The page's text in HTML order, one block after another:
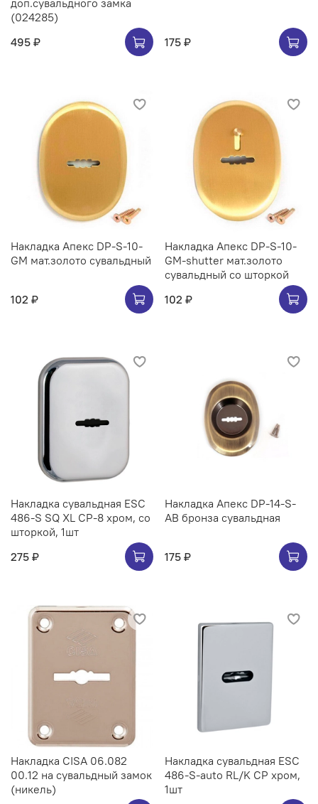
доп.сувальдного замка
(024285)
495 ₽
175 ₽
Накладка Апекс DP-S-10-
GM мат.золото сувальдный
102 ₽
Накладка Апекс DP-S-10-
GM-shutter мат.золото
сувальдный со шторкой
102 ₽
Накладка сувальдная ESC
486-S SQ XL CP-8 хром, со
шторкой, 1шт
275 ₽
Накладка Апекс DP-14-S-
AB бронза сувальдная
175 ₽
Накладка CISA 06.082
00.12 на сувальдный замок
(никель)
Накладка сувальдная ESC
486-S-auto RL/K CP хром,
1шт